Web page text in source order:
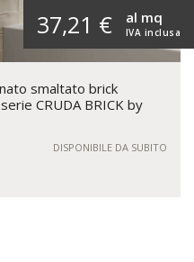
37,21 € IVA inclusa
al mq
smaltato brick
CRUDA BRICK by
DISPONIBILE DA SUBITO